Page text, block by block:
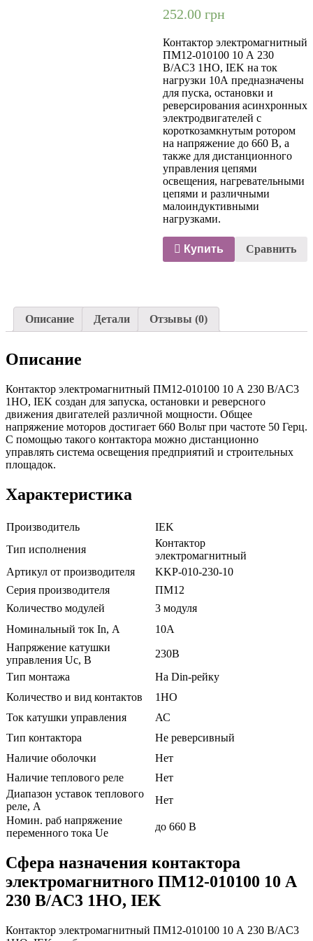
252.00грн
Контактор электромагнитный
ПМ12-010100 10 А 230
В/AC3 1НО, IEK на ток
нагрузки 10А предназначены
для пуска, остановки и
реверсирования асинхронных
электродвигателей с
короткозамкнутым ротором
на напряжение до 660 В, а
также для дистанционного
управления цепями
освещения, нагревательными
цепями и различными
малоиндуктивными
нагрузками.
Купить Сравнить
Описание Детали Отзывы (0)
Описание
Контактор электромагнитный ПМ12-010100 10 А 230 В/AC3
1НО, IEK создан для запуска, остановки и реверсного
движения двигателей различной мощности. Общее
напряжение моторов достигает 660 Вольт при частоте 50 Герц.
С помощью такого контактора можно дистанционно
управлять система освещения предприятий и строительных
площадок.
Характеристика
Производитель
IEK
Тип исполнения
Контактор
электромагнитный
Артикул от производителя
KKP-010-230-10
Серия производителя
ПМ12
Количество модулей
3 модуля
Номинальный ток In, А
10А
Напряжение катушки
управления Uc, В
230В
Тип монтажа
На Din-рейку
Количество и вид контактов
1НО
Ток катушки управления
АС
Тип контактора
Не реверсивный
Наличие оболочки
Нет
Наличие теплового реле
Нет
Диапазон уставок теплового
реле, А
Нет
Номин. раб напряжение
переменного тока Ue
до 660 В
Сфера назначения контактора
электромагнитного ПМ12-010100 10 А
230 В/AC3 1НО, IEK
Контактор электромагнитный ПМ12-010100 10 А 230 В/AC3